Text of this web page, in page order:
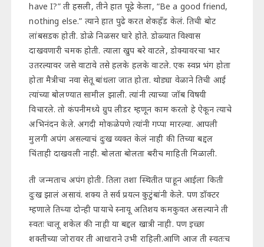
have I?” ती हसली, तीने हात पूढे केला, “Be a good friend,
nothing else.” त्याने हात पुढे करत शेकहँड केलं. तिची बोट
लांबसडक होती. डोळे निळसर घारे होते. डोळ्यात विश्वास
दाखवणारी चमक होती. त्याला खुप बरे वाटले, डोक्यावरचा भार
उतरल्यावर जसे वाटावे तसे हलके हलके वाटले. एक स्वप्न भंग होता
होता मैत्रीचा नवा सेतू बांधला जात होता. थोड्या वेळाने तिची आई
त्यांच्या बोलण्यात सामील झाली. त्यांनी त्याच्या जॉब विषयी
विचारले. तो कंपनीमध्ये ग्रुप लीडर म्हणून काम करतो हे ऐकून त्याचे
अभिनंदन केले. अगदी मोकळेपणे त्यांनी गप्पा मारल्या. आपली
मुलगी अपंग असल्याचं दुःख व्यक्त केलं नाही की तिच्या बद्दल
चिंताही दाखवली नाही. बोलता बोलता बरीच माहिती मिळाली.
ती जन्मताच अपंग होती. तिला तशा स्थितीत पाहून आईला किती
दुःख झालं असावं. शक्य ते सर्व प्रयत्न कुटुंबांनी केले. पण डॉक्टर
म्हणाले तिच्या दोन्ही पायाचे स्नायू अतिशय कमकुवत असल्याने ती
स्वतः चालू शकेल की नाही या बद्दल खात्री नाही. पण इच्छा
शक्तीच्या जोरावर ती आधाराने उभी राहिली.आणि आज ती स्वतःच